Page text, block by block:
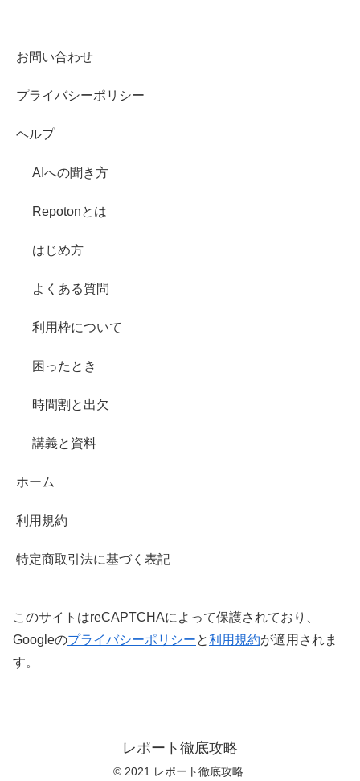
お問い合わせ
プライバシーポリシー
ヘルプ
AIへの聞き方
Repotonとは
はじめ方
よくある質問
利用枠について
困ったとき
時間割と出欠
講義と資料
ホーム
利用規約
特定商取引法に基づく表記
このサイトはreCAPTCHAによって保護されており、
Googleのプライバシーポリシーと利用規約が適用されま
す。
レポート徹底攻略
© 2021 レポート徹底攻略.